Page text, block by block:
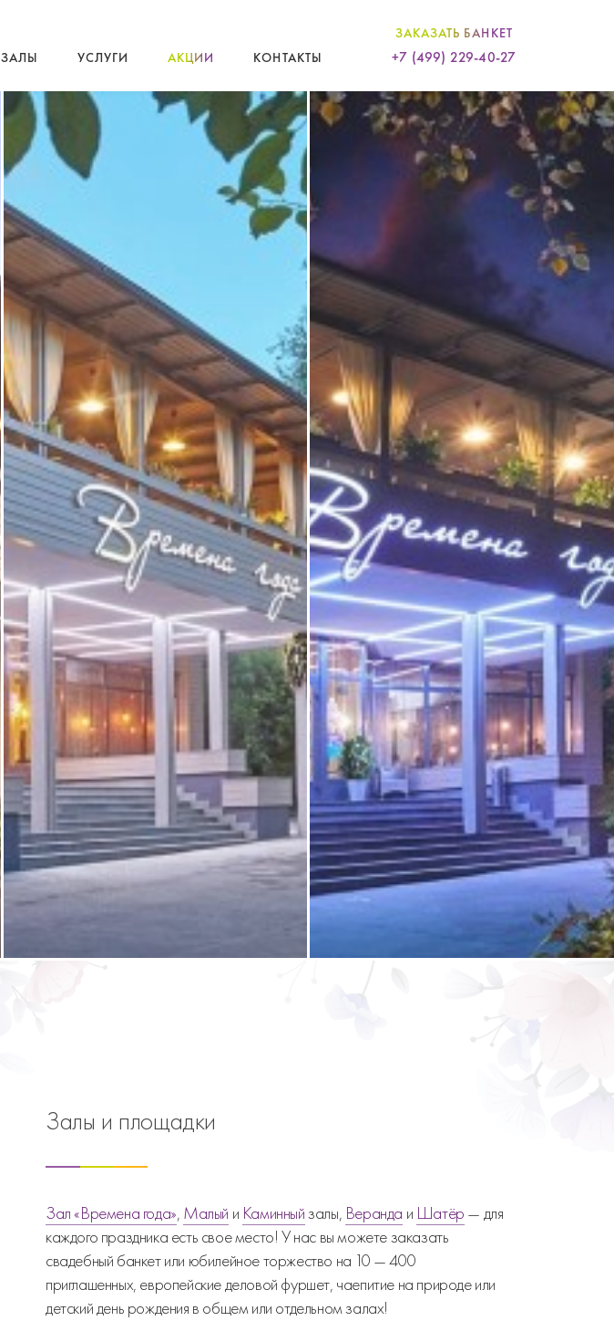
ЗАЛЫ
Каминный зал
Малый зал
Веранда 2-го этажа
Летняя веранда
Шатёр в саду
УСЛУГИ
Праздничная подача блюд
Караоке для банкетов
Оснащение залов
Оформление залов
АКЦИИ КОНТАКТЫ
ЗАКАЗАТЬ БАНКЕТ
+7 (499) 229-40-27
Залы и площадки
Зал «Времена года», Малый и Каминныйзалы, Веранда и Шатёр — для
каждого праздника есть свое место! У нас вы можете заказать
свадебный банкет или юбилейное торжество на 10 — 400
приглашенных, европейские деловой фуршет, чаепитие на природе или
детский день рождения в общем или отдельном залах!